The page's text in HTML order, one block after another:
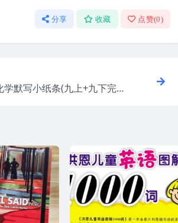
分享 收藏 点赞(0)
默写小纸条(九上+九下完整